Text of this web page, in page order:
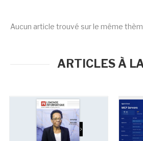
Aucun article trouvé sur le même
ARTICLES À